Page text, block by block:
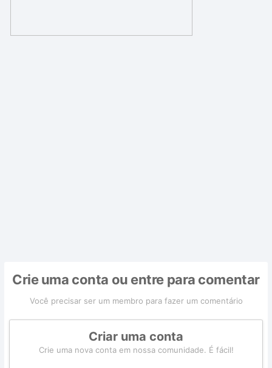
Crie uma conta ou entre para comentar
Você precisar ser um membro para fazer um comentário
Criar uma conta
Crie uma nova conta em nossa comunidade. É fácil!